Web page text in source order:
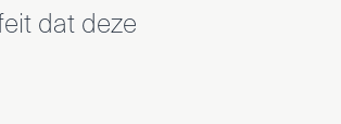
dat deze